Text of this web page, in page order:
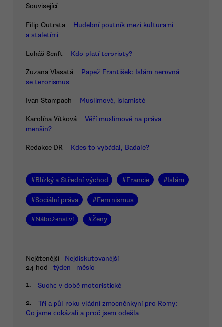
Související
Filip Outrata
Hudební poutník mezi kulturami
a staletími
Lukáš Senft Kdo platí teroristy?
Zuzana Vlasatá
Papež František: Islám nerovná
se terorismus
Ivan Štampach Muslimové, islamisté
Karolína Vítková
Věří muslimové na práva
menšin?
Redakce DR Kdes to vybádal, Badale?
#Blízký a Střední východ #Francie #Islám
#Sociální práva #Feminismus
#Náboženství #Ženy
Nejčtenější
Nejdiskutovanější
24 hod
týden měsíc
1. Sucho v době motoristické
2.
Tři a půl roku vládní zmocněnkyní pro Romy:
Co jsme dokázali a proč jsem odešla